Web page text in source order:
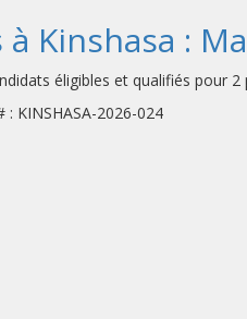
Kinshasa :
éligibles et qualifiés pour
KINSHASA-2026-024